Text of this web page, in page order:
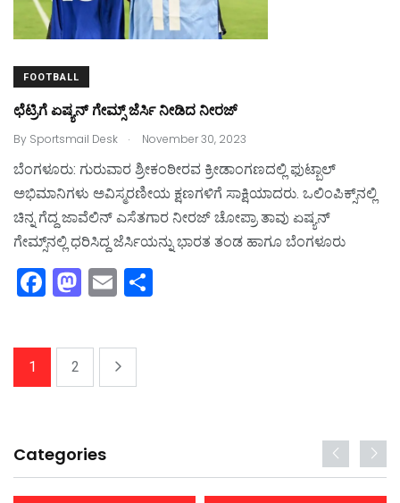
FOOTBALL
ಛೆಟ್ರಿಗೆ ಏಷ್ಯನ್‌ ಗೇಮ್ಸ್‌ ಜೆರ್ಸಿ ನೀಡಿದ ನೀರಜ್‌
By Sportsmail Desk . November 30, 2023
ಬೆಂಗಳೂರು: ಗುರುವಾರ ಶ್ರೀಕಂಠೀರವ ಕ್ರೀಡಾಂಗಣದಲ್ಲಿ ಫುಟ್ಬಾಲ್‌
ಅಭಿಮಾನಿಗಳು ಅವಿಸ್ಮರಣೀಯ ಕ್ಷಣಗಳಿಗೆ ಸಾಕ್ಷಿಯಾದರು. ಒಲಿಂಪಿಕ್ಸ್‌ನಲ್ಲಿ
ಚಿನ್ನ ಗೆದ್ದ ಜಾವೆಲಿನ್‌ ಎಸೆತಗಾರ ನೀರಜ್‌ ಚೋಪ್ರಾ ತಾವು ಏಷ್ಯನ್‌
ಗೇಮ್ಸ್‌ನಲ್ಲಿ ಧರಿಸಿದ್ದ ಜೆರ್ಸಿಯನ್ನು ಭಾರತ ತಂಡ ಹಾಗೂ ಬೆಂಗಳೂರು
F
a
c
b
o
k
M
a
st
d
n
E
m
ai
l
1 2
Categories